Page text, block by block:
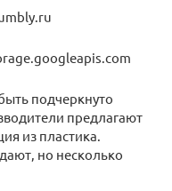
подчеркнуто
предлагают
из пластика.
но несколько